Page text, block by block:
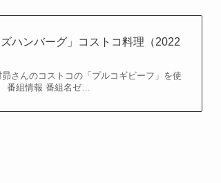
ハンバーグ」コストコ料理（2022
さんのコストコの「プルコギビーフ」を使
番組情報 番組名ゼ…